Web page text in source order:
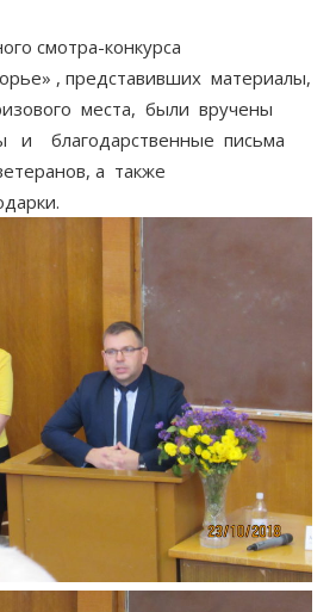
смотра-конкурса
, представивших материалы,
места, были вручены
и благодарственные письма
а также